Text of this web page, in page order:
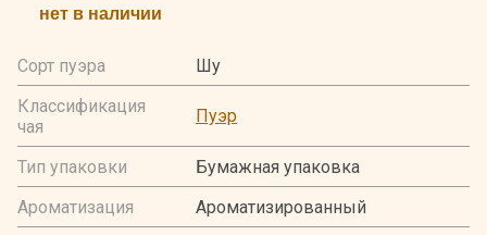
нет в наличии
Сорт пуэра
Шу
Классификация
чая
Пуэр
Тип упаковки
Бумажная упаковка
Ароматизация
Ароматизированный